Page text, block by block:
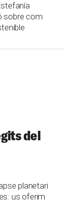
sobre com
del
planetari
us oferim